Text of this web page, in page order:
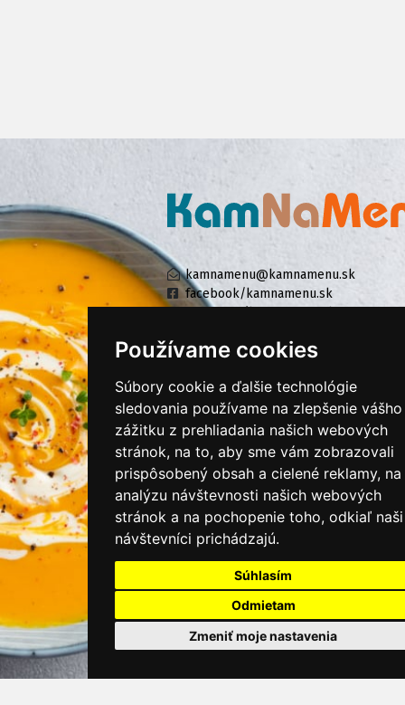
Používame cookies
Súbory cookie a ďalšie technológie
sledovania používame na zlepšenie vášho
zážitku z prehliadania našich webových
stránok, na to, aby sme vám zobrazovali
prispôsobený obsah a cielené reklamy, na
analýzu návštevnosti našich webových
stránok a na pochopenie toho, odkiaľ naši
návštevníci prichádzajú.
Súhlasím
Odmietam
Zmeniť moje nastavenia
kamnamenu@kamnamenu.sk
facebook/kamnamenu.sk
KONTAKTUJTE NÁS
PRIHLÁSIŤ SA DO ZÁKAZNÍCKEJ ZÓNY
Všeobecné obchodné podmienky
Ochrana osobných údajov
Cookies
Moje KamNaMenu
Pridať reštauráciu
Cenník balíkov